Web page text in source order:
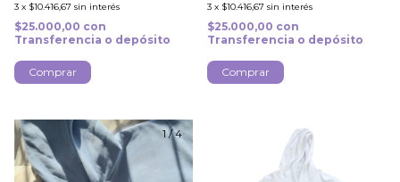
3 x $10.416,67 sin interés
$25.000,00 con
Transferencia o depósito
Comprar
3 x $10.416,67 sin interés
$25.000,00 con
Transferencia o depósito
Comprar
1/4